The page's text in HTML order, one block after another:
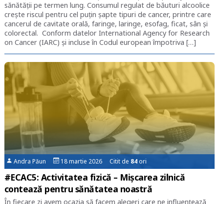
sănătății pe termen lung. Consumul regulat de băuturi alcoolice
crește riscul pentru cel puțin șapte tipuri de cancer, printre care
cancerul de cavitate orală, faringe, laringe, esofag, ficat, sân și
colorectal. Conform datelor International Agency for Research
on Cancer (IARC) și incluse în Codul european împotriva […]
Andra Păun 18 martie 2026 Citit de 84ori
#ECAC5: Activitatea fizică – Mișcarea zilnică
contează pentru sănătatea noastră
În fiecare zi avem ocazia să facem alegeri care ne influențează